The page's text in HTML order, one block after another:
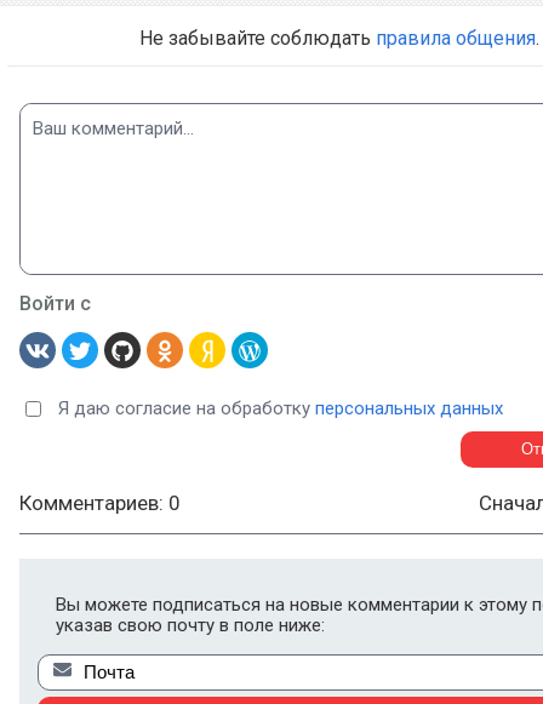
Не забывайте соблюдать правила общения.
Войти с
Я даю согласие на обработку персональных данных
Комментариев: 0
Вы можете подписаться на новые комментарии к этому
указав свою почту в поле ниже: